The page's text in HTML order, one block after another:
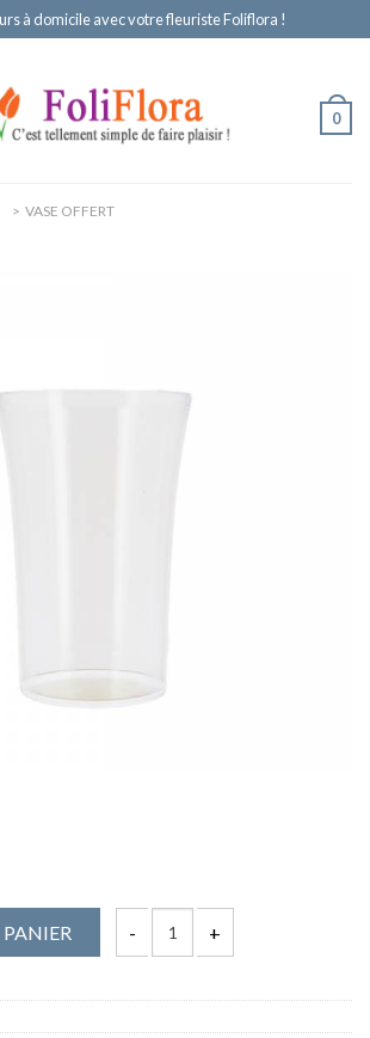
à domicile avec votre fleuriste Foliflora !
0
> VASE OFFERT